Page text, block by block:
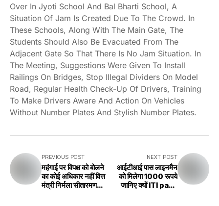
Over In Jyoti School And Bal Bharti School, A
Situation Of Jam Is Created Due To The Crowd. In
These Schools, Along With The Main Gate, The
Students Should Also Be Evacuated From The
Adjacent Gate So That There Is No Jam Situation. In
The Meeting, Suggestions Were Given To Install
Railings On Bridges, Stop Illegal Dividers On Model
Road, Regular Health Check-Up Of Drivers, Training
To Make Drivers Aware And Action On Vehicles
Without Number Plates And Stylish Number Plates.
PREVIOUS POST
महंगाई पर विपक्ष को बोलने
का कोई अधिकार नहीं वित्त
मंत्री निर्मला सीतारमण
NEXT POST
आईटीआई पास लाइनमैन
को मिलेगा 1000 रूपये
जानिए क्यों ITI pass